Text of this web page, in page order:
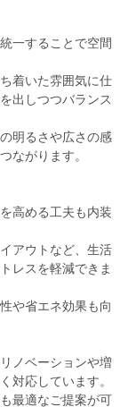
一することで空間
着いた雰囲気に仕
出しつつバランス
明るさや広さの感
ながります。
高める工夫も内装
アウトなど、生活
レスを軽減できま
や省エネ効果も向
ノベーションや増
対応しています。
最適なご提案が可